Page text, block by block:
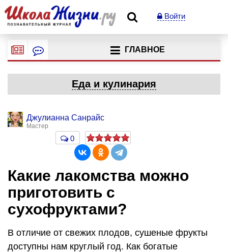
Войти
ГЛАВНОЕ
Еда и кулинария
Джулианна Санрайс
Мастер
0
Какие лакомства можно
приготовить с
сухофруктами?
В отличие от свежих плодов, сушеные фрукты
доступны нам круглый год. Как богатые